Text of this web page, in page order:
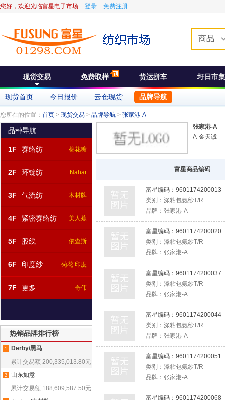
您好，欢迎光临富星电子市场 登录 免费注册
商品
现货交易 免费取样 货运拼车 圩日市集
现货首页 今日报价 云仓现货 品牌导航
您所在的位置： 首页 > 现货交易 > 品牌导航 > 张家港-A
品种导航
1F 赛络纺 棉花糖
2F 环锭纺 Nahar
3F 气流纺 木材牌
4F 紧密赛络纺 美人蕉
5F 股线 依查斯
6F 印度纱 菊花 印度
7F 更多 奇伟
热销品牌排行榜
1
Derby/黑马
累计交易额 200,335,013.80元
2
山东如意
累计交易额 188,609,587.50元
张家港-A
A-金天诚
富星商品编码
富星编码： 9601174200013
类别： 涤粘包氨纱T/R
品牌： 张家港-A
富星编码： 9601174200020
类别： 涤粘包氨纱T/R
品牌： 张家港-A
富星编码： 9601174200037
类别： 涤粘包氨纱T/R
品牌： 张家港-A
富星编码： 9601174200044
类别： 涤粘包氨纱T/R
品牌： 张家港-A
富星编码： 9601174200051
类别： 涤粘包氨纱T/R
品牌： 张家港-A
富星编码： 9601174200068